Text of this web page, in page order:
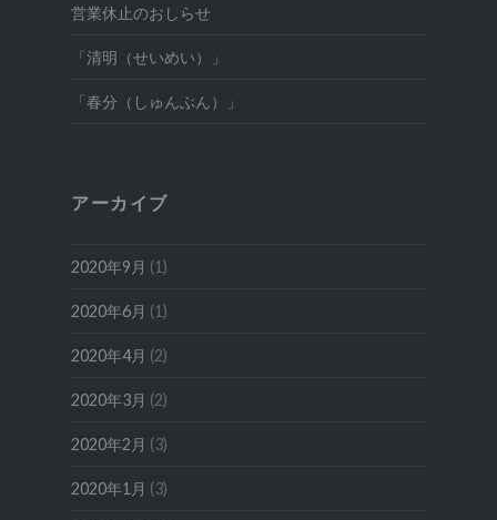
営業休止のおしらせ
「清明（せいめい）」
「春分（しゅんぶん）」
アーカイブ
2020年9月 (1)
2020年6月 (1)
2020年4月 (2)
2020年3月 (2)
2020年2月 (3)
2020年1月 (3)